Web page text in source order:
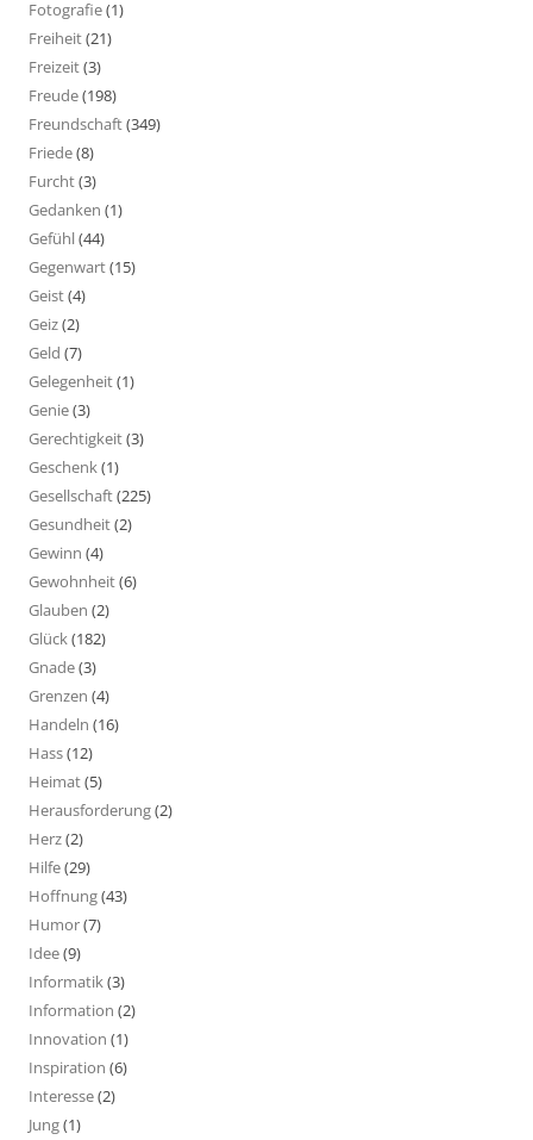
Fotografie(1)
Freiheit(21)
Freizeit(3)
Freude(198)
Freundschaft(349)
Friede(8)
Furcht(3)
Gedanken (1)
Gefühl(44)
Gegenwart(15)
Geist(4)
Geiz(2)
Geld (7)
Gelegenheit(1)
Genie(3)
Gerechtigkeit(3)
Geschenk(1)
Gesellschaft(225)
Gesundheit(2)
Gewinn (4)
Gewohnheit(6)
Glauben (2)
Glück(182)
Gnade(3)
Grenzen (4)
Handeln (16)
Hass(12)
Heimat(5)
Herausforderung(2)
Herz(2)
Hilfe(29)
Hoffnung(43)
Humor(7)
Idee(9)
Informatik(3)
Information (2)
Innovation (1)
Inspiration (6)
Interesse(2)
Jung(1)